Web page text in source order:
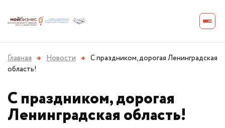
Главная → Новости → С праздником, дорогая Ленинградская
область!
С праздником, дорогая
Ленинградская область!